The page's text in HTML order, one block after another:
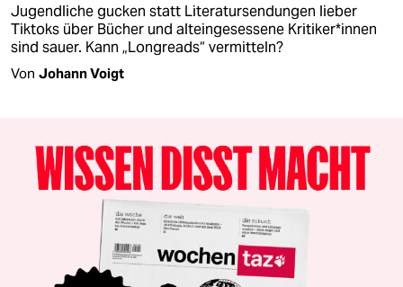
Jugendliche gucken statt Literatursendungen lieber
Tiktoks über Bücher und alteingesessene Kri­ti­ke­r*in­nen
sind sauer. Kann „Longreads“ vermitteln?
Von Johann Voigt